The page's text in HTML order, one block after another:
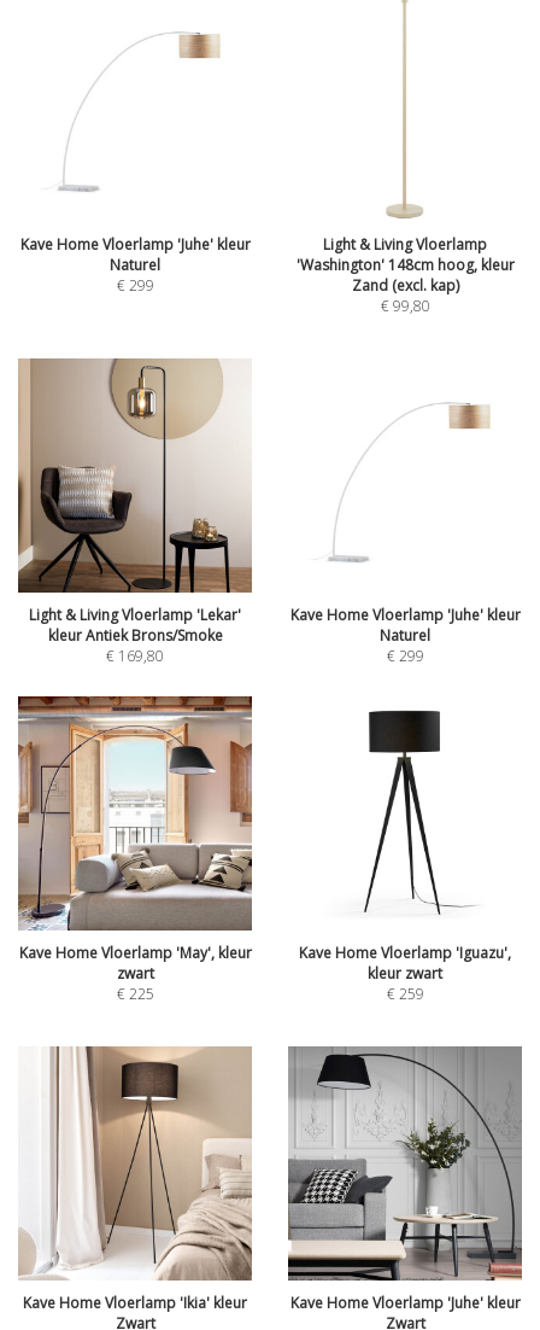
Kave Home Vloerlamp 'Juhe' kleur
Naturel
€299
Light & Living Vloerlamp
'Washington' 148cm hoog, kleur
Zand (excl. kap)
€99,80
Light & Living Vloerlamp 'Lekar'
kleur Antiek Brons/Smoke
€ 169,80
Kave Home Vloerlamp 'Juhe' kleur
Naturel
€299
Kave Home Vloerlamp 'May', kleur
zwart
€225
Kave Home Vloerlamp 'Iguazu',
kleur zwart
€259
Kave Home Vloerlamp 'Ikia' kleur
Zwart
Kave Home Vloerlamp 'Juhe' kleur
Zwart